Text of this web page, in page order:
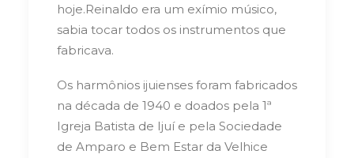
hoje.Reinaldo era um exímio músico,
sabia tocar todos os instrumentos que
fabricava.
Os harmônios ijuienses foram fabricados
na década de 1940 e doados pela 1ª
Igreja Batista de Ijuí e pela Sociedade
de Amparo e Bem Estar da Velhice